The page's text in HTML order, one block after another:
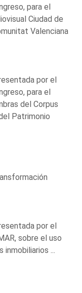
para el
Ciudad de
Valenciana
por el
para el
del Corpus
Patrimonio
por el
sobre el uso
...